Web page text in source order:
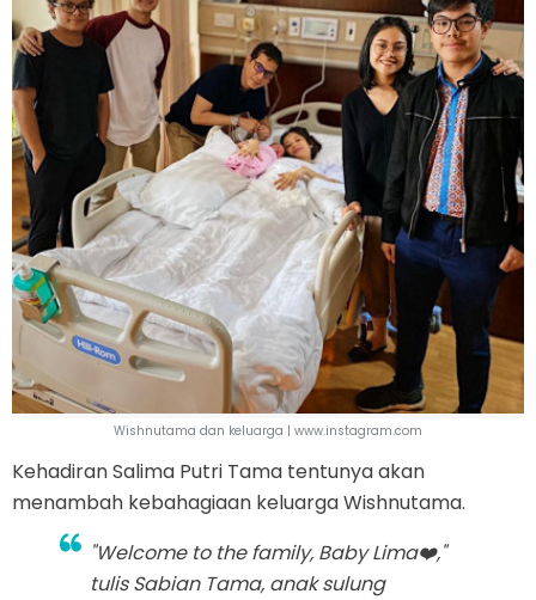
Wishnutama dan keluarga | www.instagram.com
Kehadiran Salima Putri Tama tentunya akan
menambah kebahagiaan keluarga Wishnutama.
"Welcome to the family, Baby Lima❤️,"
tulis Sabian Tama, anak sulung